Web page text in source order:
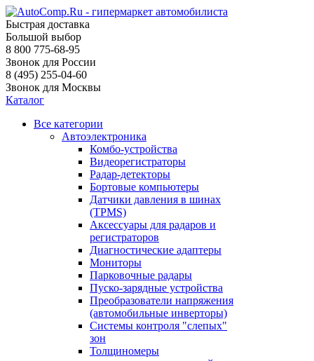
Быстрая доставка
Большой выбор
8 800 775-68-95
Звонок для России
8 (495) 255-04-60
Звонок для Москвы
Каталог
Все категории
Автоэлектроника
Комбо-устройства
Видеорегистраторы
Радар-детекторы
Бортовые компьютеры
Датчики давления в шинах
(TPMS)
Аксессуары для радаров и
регистраторов
Диагностические адаптеры
Мониторы
Парковочные радары
Пуско-зарядные устройства
Преобразователи напряжения
(автомобильные инверторы)
Системы контроля "слепых"
зон
Толщиномеры